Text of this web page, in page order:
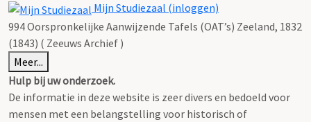
Mijn Studiezaal (inloggen)
994 Oorspronkelijke Aanwijzende Tafels (OAT’s) Zeeland, 1832
(1843) ( Zeeuws Archief )
Meer...
Hulp bij uw onderzoek.
De informatie in deze website is zeer divers en bedoeld voor
mensen met een belangstelling voor historisch of